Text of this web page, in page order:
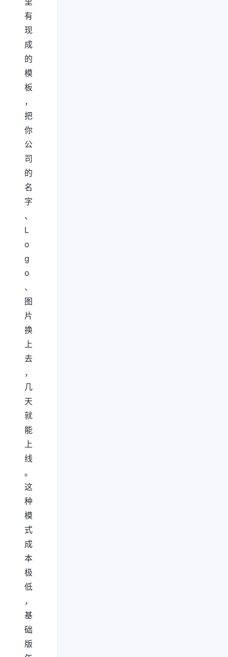
有
现
成
的
模
板
，
把
你
公
司
的
名
字
、
L
o
g
o
、
图
片
换
上
去
，
几
天
就
能
上
线
。
这
种
模
式
成
本
极
低
，
基
础
版